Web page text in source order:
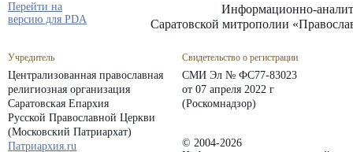
Информационно-
Саратовской митрополии
Учредитель
Централизованная православная
религиозная организация
Саратовская Епархия
Русской Православной Церкви
(Московский Патриархат)
Патриархия.ru
Свидетельство о регистрации
СМИ Эл № ФС77-83023
от 07 апреля 2022 г
(Роскомнадзор)
© 2004-2026
Перейти на
версию для PDA